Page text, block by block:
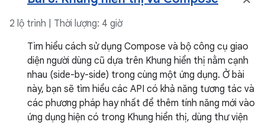
2 lộ trình | Thời lượng: 4 giờ
Tìm hiểu cách sử dụng Compose và bộ công cụ giao
diện người dùng cũ dựa trên Khung hiển thị nằm cạnh
nhau (side-by-side) trong cùng một ứng dụng. Ở bài
này, bạn sẽ tìm hiểu các API có khả năng tương tác và
các phương pháp hay nhất để thêm tính năng mới vào
ứng dụng hiện có trong Khung hiển thị, dùng thư viện